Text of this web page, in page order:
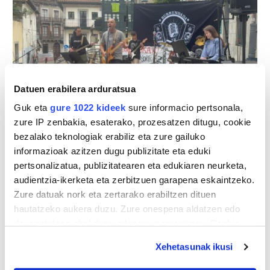
Datuen erabilera arduratsua
Guk eta gure 1022 kideek sure informacio pertsonala,
zure IP zenbakia, esaterako, prozesatzen ditugu, cookie
bezalako teknologiak erabiliz eta zure gailuko
informazioak azitzen dugu publizitate eta eduki
pertsonalizatua, publizitatearen eta edukiaren neurketa,
audientzia-ikerketa eta zerbitzuen garapena eskaintzeko.
Zure datuak nork eta zertarako erabiltzen dituen
hautatzeko aukera duzu. Zure onespena aldatzen edo
If you allow, we would also like to:
Xehetasunak ikusi
Goizeko saioaren ostean, Burrundada Egunak
arratsaldean eta gauean jarraitu zuen Gaztetxeko
kontzertuekin eta Kontzijope Rock ekitaldiarekin.
Tunantiak, Hortzak, ETZ eta Mitosia taldeek osatu zuten
kartela, rock, metal eta thrashcore doinuekin jaialdiari